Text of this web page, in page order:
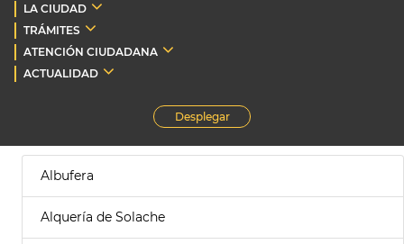
LA CIUDAD
TRÁMITES
ATENCIÓN CIUDADANA
ACTUALIDAD
Desplegar
Albufera
Alquería de Solache